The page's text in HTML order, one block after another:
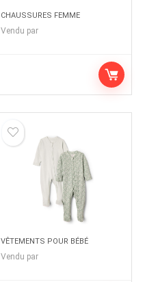
CHAUSSURES FEMME
Vendu par
VÊTEMENTS POUR BÉBÉ
Vendu par